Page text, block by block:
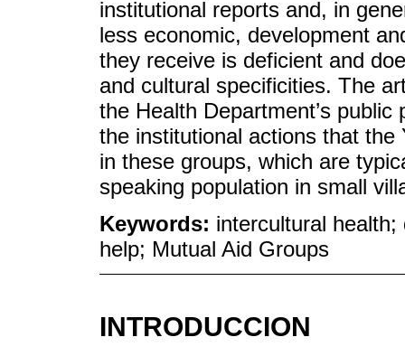
institutional reports and, in
less economic, development
they receive is deficient and
and cultural specificities. The
the Health Department’s
the institutional actions that
in these groups, which are
speaking population in small
Keywords: intercultural
help; Mutual Aid Groups
INTRODUCCION